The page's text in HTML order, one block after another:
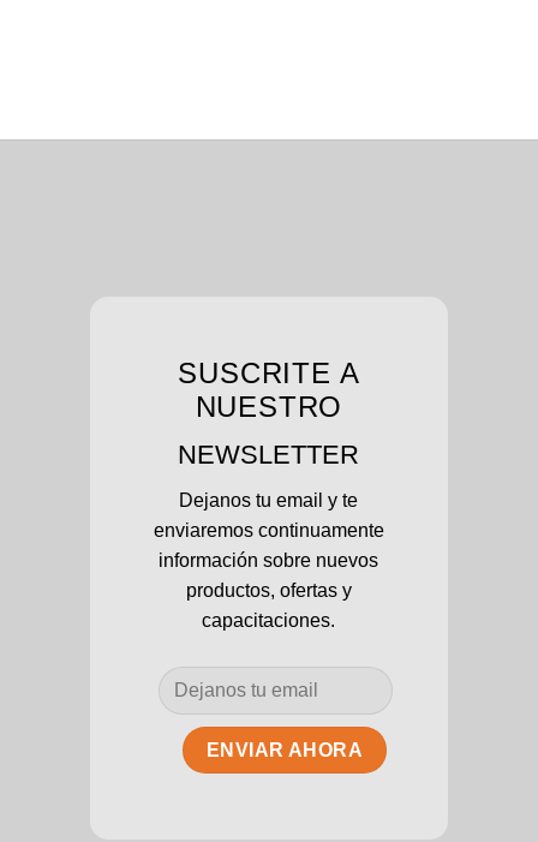
SUSCRITE A
NUESTRO
NEWSLETTER
Dejanos tu email y te
enviaremos continuamente
información sobre nuevos
productos, ofertas y
capacitaciones.